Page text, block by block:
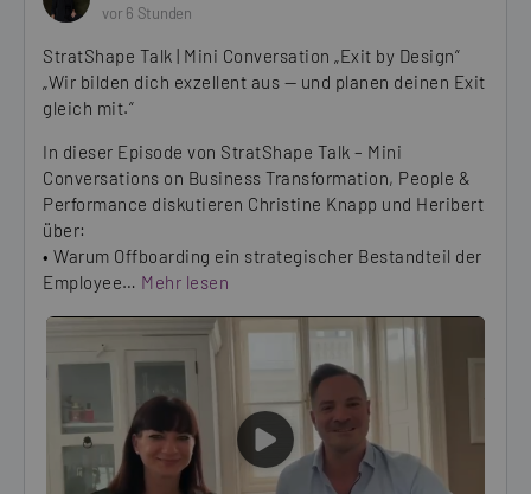
vor 6 Stunden
StratShape Talk | Mini Conversation „Exit by Design“
„Wir bilden dich exzellent aus — und planen deinen Exit
gleich mit.“
In dieser Episode von StratShape Talk – Mini
Conversations on Business Transformation, People &
Performance diskutieren Christine Knapp und Heribert
über:
• Warum Offboarding ein strategischer Bestandteil der
Employee… Mehr lesen
PLAY
VIDEO